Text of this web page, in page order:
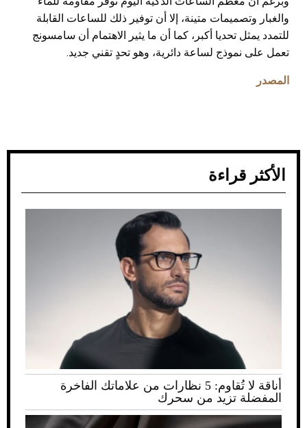
والغبار وتصميمات متينة، إلا أن توفير ذلك للساعات القابلة
للتمدد يمثل تحديا أكبر، كما أن ما يثير الاهتمام أن سامسونج
تعمل على نموذج لساعة دائرية، وهو تحدٍ تقني جديد.
المصدر
الأكثر قراءة
أناقة لا تُقاوم: 5 نظارات من علاماتك الفاخرة
المفضلة تزيد من سحرك